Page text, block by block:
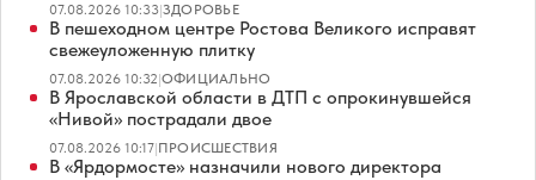
07.08.2026 10:33|ЗДОРОВЬЕ
В пешеходном центре Ростова Великого исправят
свежеуложенную плитку
07.08.2026 10:32|ОФИЦИАЛЬНО
В Ярославской области в ДТП с опрокинувшейся
«Нивой» пострадали двое
07.08.2026 10:17|ПРОИСШЕСТВИЯ
В «Ярдормосте» назначили нового директора